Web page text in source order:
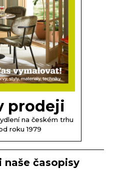
prodeji
na českém trhu
roku 1979
naše časopisy